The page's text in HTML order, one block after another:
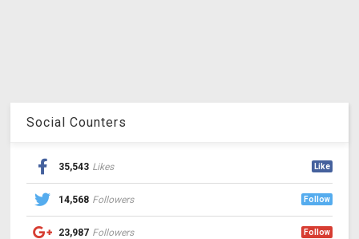
Social Counters
35,543 Likes Like
14,568 Followers Follow
23,987 Followers Follow